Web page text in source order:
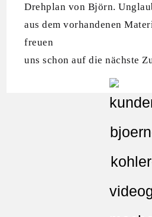
Drehplan von Björn.
aus dem vorhandenen
freuen
uns schon auf die nächste